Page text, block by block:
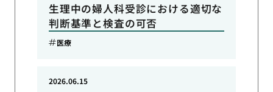
生理中の婦人科受診における適切な
判断基準と検査の可否
医療
2026.06.15